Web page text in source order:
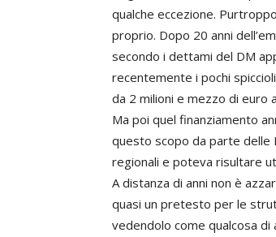
qualche eccezione.
proprio. Dopo 20 anni
secondo i dettami del DM
recentemente i pochi
da 2 milioni e mezzo di euro
Ma poi quel finanziamento
questo scopo da parte delle
regionali e poteva risultare
A distanza di anni non è
quasi un pretesto per le
vedendolo come qualcosa